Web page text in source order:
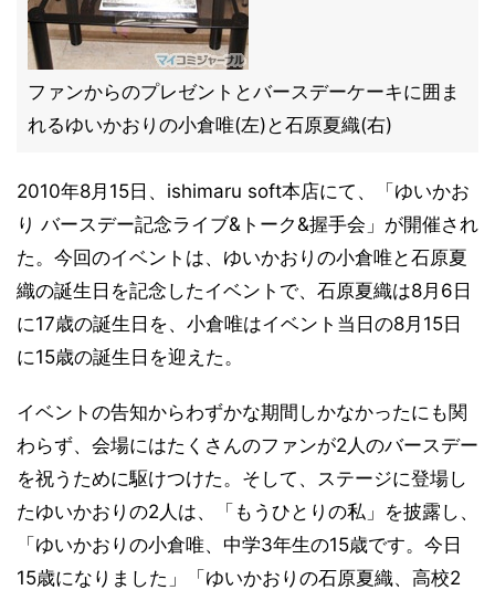
ファンからのプレゼントとバースデーケーキに囲ま
れるゆいかおりの小倉唯(左)と石原夏織(右)
2010年8月15日、ishimaru soft本店にて、「ゆいかお
り バースデー記念ライブ&トーク&握手会」が開催され
た。今回のイベントは、ゆいかおりの小倉唯と石原夏
織の誕生日を記念したイベントで、石原夏織は8月6日
に17歳の誕生日を、小倉唯はイベント当日の8月15日
に15歳の誕生日を迎えた。
イベントの告知からわずかな期間しかなかったにも関
わらず、会場にはたくさんのファンが2人のバースデー
を祝うために駆けつけた。そして、ステージに登場し
たゆいかおりの2人は、「もうひとりの私」を披露し、
「ゆいかおりの小倉唯、中学3年生の15歳です。今日
15歳になりました」「ゆいかおりの石原夏織、高校2